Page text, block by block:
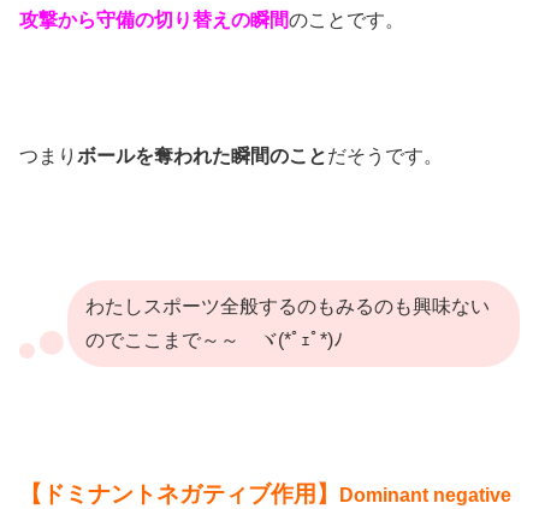
攻撃から守備の切り替えの瞬間のことです。
つまり ボールを奪われた瞬間のことだそうです。
わたしスポーツ全般するのもみるのも興味ない
のでここまで～～ ヾ(*ﾟｪﾟ*)ﾉ
【ドミナントネガティブ作用】
Dominant negative